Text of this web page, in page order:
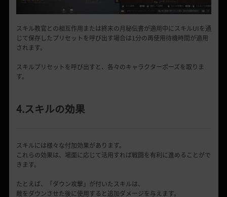
スキル教官との相互作用または終末の月秘伝書が適用中にスキルUIを通
じて保存したプリセットを呼び出す場合は1分の再使用待機時間が適用
されます。
スキルプリセットを呼び出すと、各々のキャラクターポーズを取りま
す。
4.スキルの効果
スキルには様々な付加効果があります。
これらの効果は、場面に応じて活用すれば戦闘を有利に進めることがで
きます。
たとえば、「ダウン攻撃」が付いたスキルは、
敵をダウンさせた後に使用すると追加ダメージを与えます。